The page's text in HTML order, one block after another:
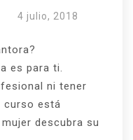
4 julio, 2018
es para ti.
ni tener
curso está
descubra su